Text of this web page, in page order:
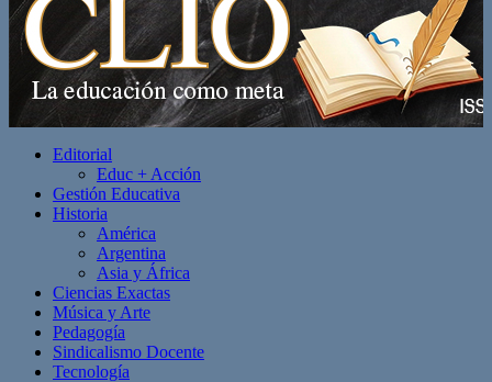
Editorial
Educ + Acción
Gestión Educativa
Historia
América
Argentina
Asia y África
Ciencias Exactas
Música y Arte
Pedagogía
Sindicalismo Docente
Tecnología